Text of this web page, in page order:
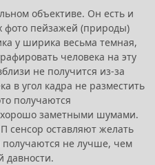
объективе. Он есть и
фото пейзажей (природы)
у ширика весьма темная,
человека на эту
не получится из-за
в угол кадра не разместить
получаются
заметными шумами.
сенсор оставляют желать
получаются не лучше, чем
давности.